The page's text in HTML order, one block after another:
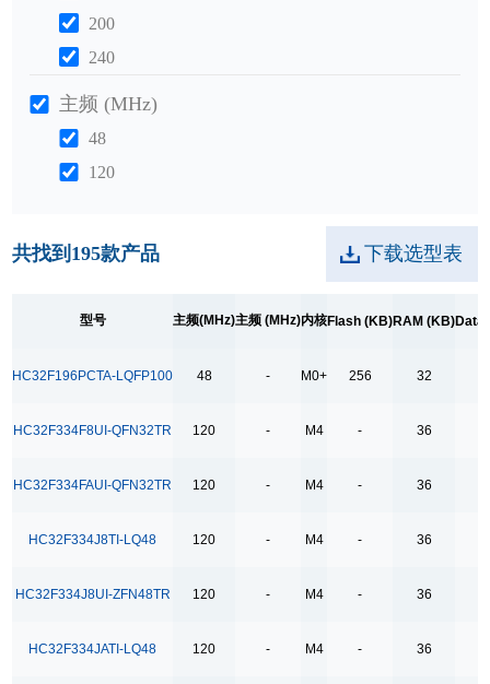
200
240
主频 (MHz)
48
120
内核
M0+
16
64
256
512
共找到 195款产品 下载选型表
型号 主频(MHz)主频 (MHz)内核Flash (KB)RAM (KB)Data
HC32F196PCTA-LQFP100 48 - M0+ 256 32
HC32F334F8UI-QFN32TR 120 - M4 - 36
HC32F334FAUI-QFN32TR 120 - M4 - 36
HC32F334J8TI-LQ48 120 - M4 - 36
HC32F334J8UI-ZFN48TR 120 - M4 - 36
HC32F334JATI-LQ48 120 - M4 - 36